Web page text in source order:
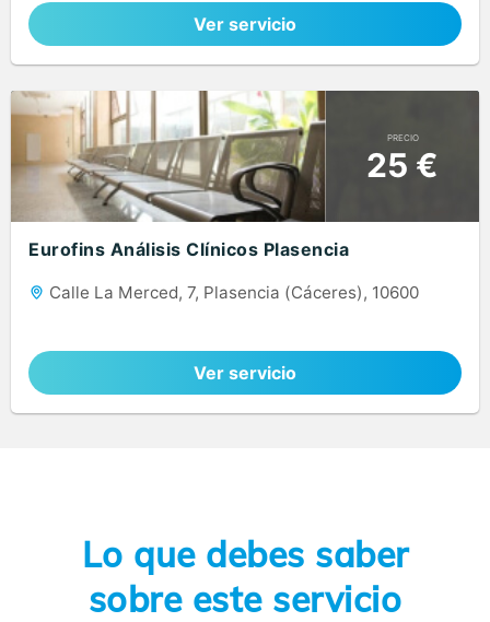
Ver servicio
PRECIO
25 €
Eurofins Análisis Clínicos Plasencia
Calle La Merced, 7, Plasencia (Cáceres), 10600
Ver servicio
Lo que debes saber
sobre este servicio